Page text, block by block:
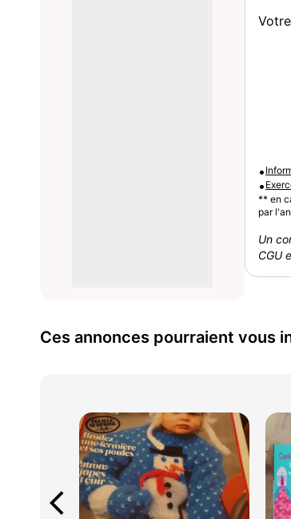
•
•
** en
par
Un
CGU
Ces annonces pourraient vous
arrow_back_ios